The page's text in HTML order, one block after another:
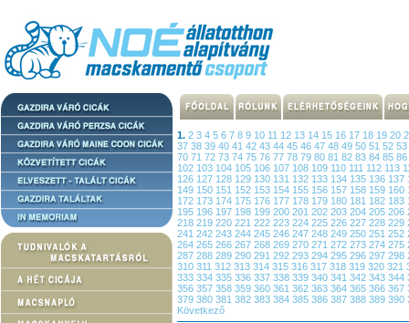
1. 2 3 4 5 6 7 8 9 10 11 12 13 14 15 16 17 18 19 20
37 38 39 40 41 42 43 44 45 46 47 48 49 50 51 52 53
70 71 72 73 74 75 76 77 78 79 80 81 82 83 84 85 86
102 103 104 105 106 107 108 109 110 111 112 113
126 127 128 129 130 131 132 133 134 135 136 137
149 150 151 152 153 154 155 156 157 158 159 160
172 173 174 175 176 177 178 179 180 181 182 183
195 196 197 198 199 200 201 202 203 204 205 206
218 219 220 221 222 223 224 225 226 227 228 229
241 242 243 244 245 246 247 248 249 250 251 252
264 265 266 267 268 269 270 271 272 273 274 275
287 288 289 290 291 292 293 294 295 296 297 298
310 311 312 313 314 315 316 317 318 319 320 321
333 334 335 336 337 338 339 340 341 342 343 344
356 357 358 359 360 361 362 363 364 365 366 367
379 380 381 382 383 384 385 386 387 388 389 390
Következő